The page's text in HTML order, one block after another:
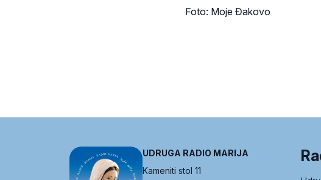
Foto: Moje Đakovo
UDRUGA RADIO MARIJA
Kameniti stol 11